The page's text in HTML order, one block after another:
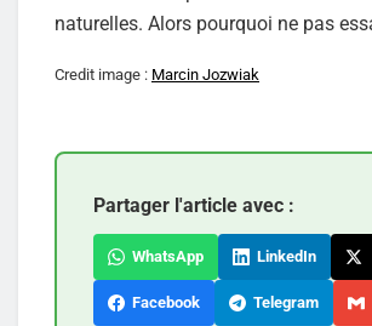
naturelles. Alors pourquoi ne pas
Credit image : Marcin Jozwiak
Partager l'article avec :
WhatsApp LinkedIn
Facebook Telegram